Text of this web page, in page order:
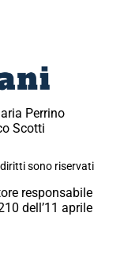
Perrino
Scotti
sono riservati
responsabile
dell’11 aprile